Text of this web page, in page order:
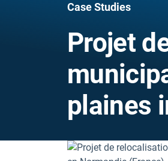
Case Studies
Projet
plaines